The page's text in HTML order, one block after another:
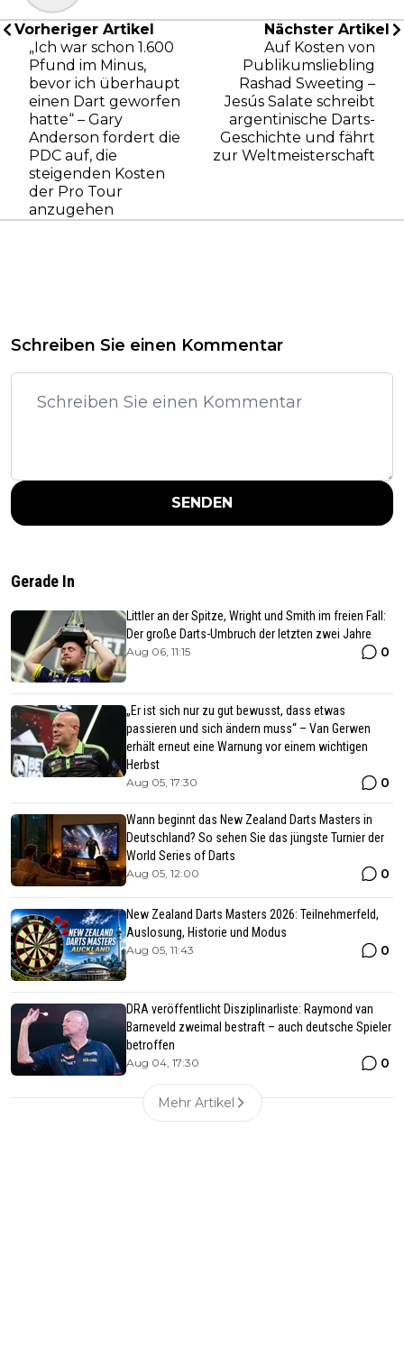
Vorheriger Artikel
„Ich war schon 1.600
Pfund im Minus,
bevor ich überhaupt
einen Dart geworfen
hatte“ – Gary
Anderson fordert die
PDC auf, die
steigenden Kosten
der Pro Tour
anzugehen
Nächster Artikel
Auf Kosten von
Publikumsliebling
Rashad Sweeting –
Jesús Salate schreibt
argentinische Darts-
Geschichte und fährt
zur Weltmeisterschaft
Schreiben Sie einen Kommentar
SENDEN
Gerade In
Littler an der Spitze, Wright und Smith im freien Fall:
Der große Darts-Umbruch der letzten zwei Jahre
Aug 06, 11:15 0
„Er ist sich nur zu gut bewusst, dass etwas
passieren und sich ändern muss“ – Van Gerwen
erhält erneut eine Warnung vor einem wichtigen
Herbst
Aug 05, 17:30 0
Wann beginnt das New Zealand Darts Masters in
Deutschland? So sehen Sie das jüngste Turnier der
World Series of Darts
Aug 05, 12:00 0
New Zealand Darts Masters 2026: Teilnehmerfeld,
Auslosung, Historie und Modus
Aug 05, 11:43 0
DRA veröffentlicht Disziplinarliste: Raymond van
Barneveld zweimal bestraft – auch deutsche Spieler
betroffen
Aug 04, 17:30 0
Mehr Artikel